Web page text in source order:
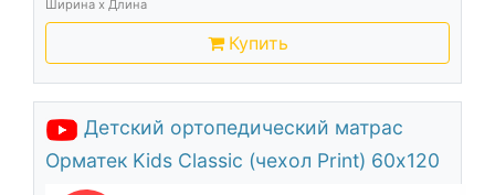
Ширина х Длина
Купить
Детский ортопедический матрас
Орматек Kids Classic (чехол Print) 60х120